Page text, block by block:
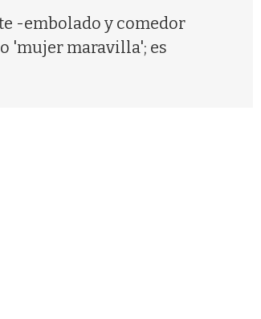
-embolado y comedor
'mujer maravilla'; es